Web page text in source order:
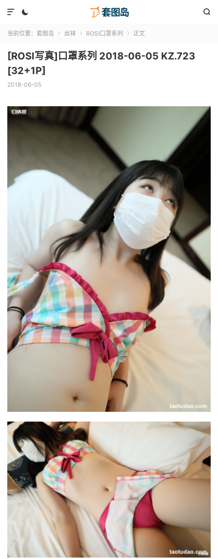
 

当前位置： 套图岛  丝袜  ROSI口罩系列  正文
[ROSI写真]口罩系列 2018-06-05 KZ.723
[32+1P]
2018-06-05